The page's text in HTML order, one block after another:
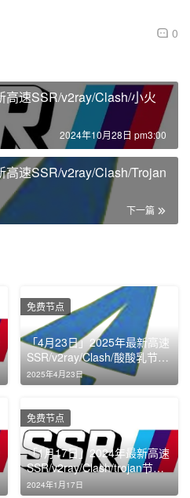
0
高速SSR/v2ray/Clash/小火
2024年10月28日 pm3:00
高速SSR/v2ray/Clash/Trojan
下一篇
「4月23日」2025年最新高速
SSR/v2ray/Clash/酸酸乳节点
免费分享
2025年4月23日
免费节点
「1月17日」2024年最新高速
SSR/v2ray/Clash/trojan节点
免费分享
2024年1月17日
免费节点